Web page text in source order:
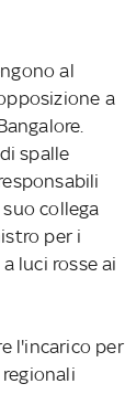
al
a
spalle
collega
per i
luci rosse ai
l'incarico per